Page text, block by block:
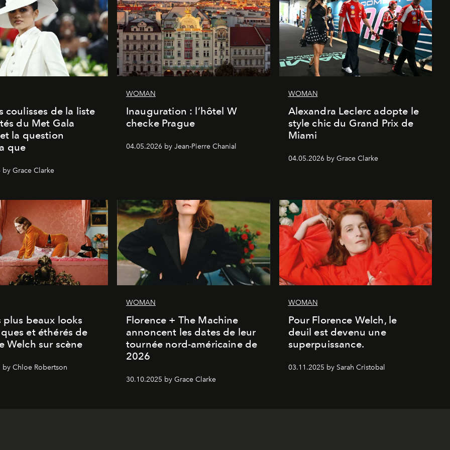
coulisses de la liste
du Met Gala
la question
que
Grace Clarke
WOMAN
Inauguration : l’hôtel W
checke Prague
04.05.2026 by Jean-Pierre Chanial
WOMAN
Alexandra Leclerc adopte le
style chic du Grand Prix de
Miami
04.05.2026 by Grace Clarke
plus beaux looks
et éthérés de
Welch sur scène
by Chloe Robertson
WOMAN
Florence + The Machine
annoncent les dates de leur
tournée nord-américaine de
2026
30.10.2025 by Grace Clarke
WOMAN
Pour Florence Welch, le
deuil est devenu une
superpuissance.
03.11.2025 by Sarah Cristobal